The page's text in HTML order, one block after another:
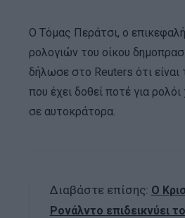
Ο Τόμας Περάτσι, ο
ρολογιών του οίκου
δήλωσε στο Reuters ότι
που έχει δοθεί ποτέ για
σε αυτοκράτορα.
Διαβάστε επίσης: Ο
Ρονάλντο επιδεικνύει